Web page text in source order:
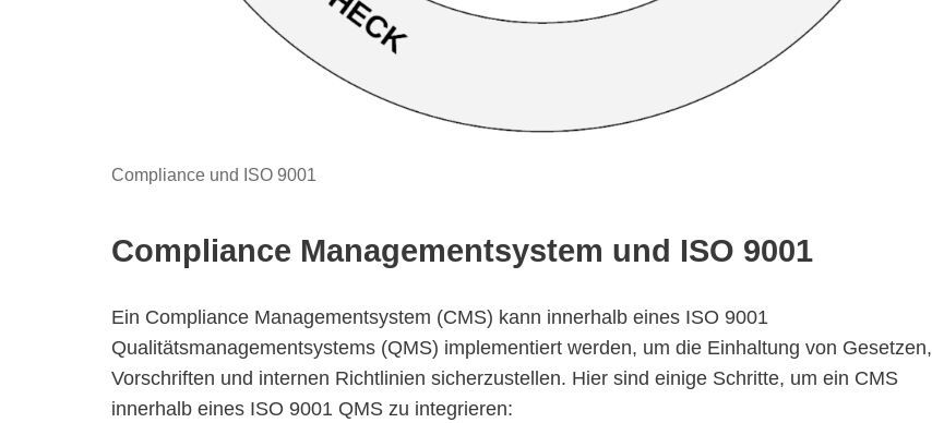
Compliance und ISO 9001
Compliance Managementsystem und ISO 9001
Ein Compliance Managementsystem (CMS) kann innerhalb eines ISO 9001
Qualitätsmanagementsystems (QMS) implementiert werden, um die Einhaltung von Gesetzen,
Vorschriften und internen Richtlinien sicherzustellen. Hier sind einige Schritte, um ein CMS
innerhalb eines ISO 9001 QMS zu integrieren: